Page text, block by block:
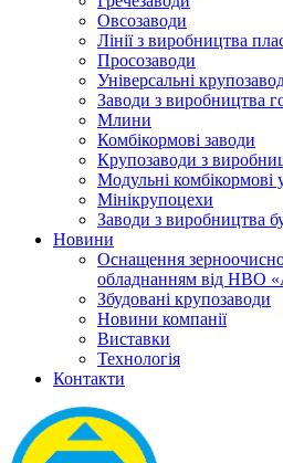
Овсозаводи
Лінії з виробництва
Просозаводи
Універсальні
Заводи з виробництва
Млини
Комбікормові заводи
Крупозаводи з
Модульні комбікормові
Мінікрупоцехи
Заводи з виробництва
Новини
Оснащення
обладнанням від
Збудовані крупозаводи
Новини компанії
Виставки
Технологія
Контакти